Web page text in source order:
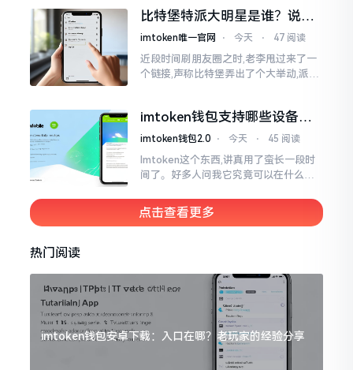
推移才逐渐明晰
比特堡特派大明星是谁？说实
话，我真没搞明白
imtoken唯一官网 ⋅ 今天 ⋅ 47 阅读
近段时间刷朋友圈之时,老李甩过来了一
个链接,声称比特堡弄出了个大举动,派遣
磅”、“首发”、“独家”
imtoken钱包支持哪些设备？
手机电脑都能用
imtoken钱包2.0 ⋅ 今天 ⋅ 45 阅读
Imtoken这个东西,讲真用了蛮长一段时
间了。好多人问我它究竟可以在什么设
机这一介面来说,iOS系统跟安卓系统都
给予支持
点击查看更多
热门阅读
imtoken钱包安卓下载：入口在哪？老玩家的经验分享